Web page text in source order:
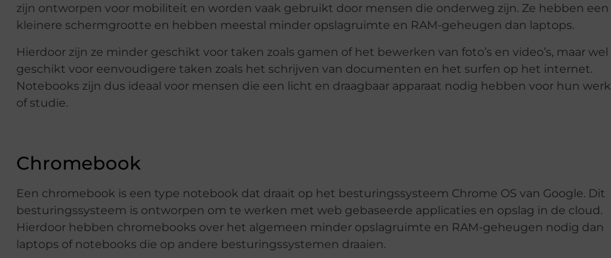
zijn ontworpen voor mobiliteit en worden vaak gebruikt door mensen die onderweg zijn. Ze hebben een
kleinere schermgrootte en hebben meestal minder opslagruimte en RAM-geheugen dan laptops.
Hierdoor zijn ze minder geschikt voor taken zoals gamen of het bewerken van foto’s en video’s, maar wel
geschikt voor eenvoudigere taken zoals het schrijven van documenten en het surfen op het internet.
Notebooks zijn dus ideaal voor mensen die een licht en draagbaar apparaat nodig hebben voor hun werk
of studie.
Chromebook
Een chromebook is een type notebook dat draait op het besturingssysteem Chrome OS van Google. Dit
besturingssysteem is ontworpen om te werken met web gebaseerde applicaties en opslag in de cloud.
Hierdoor hebben chromebooks over het algemeen minder opslagruimte en RAM-geheugen nodig dan
laptops of notebooks die op andere besturingssystemen draaien.